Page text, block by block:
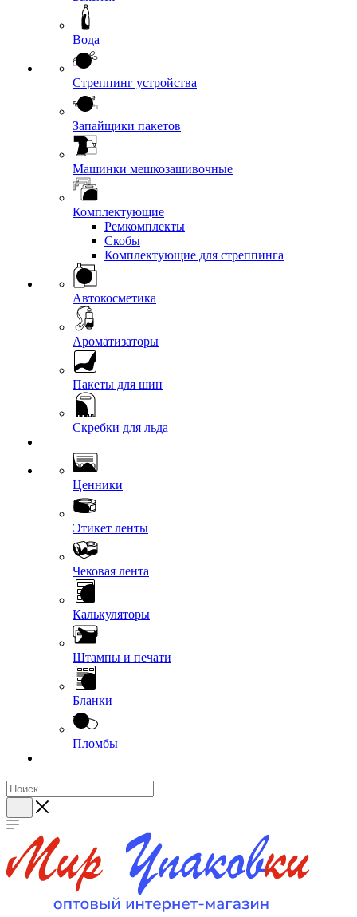
Вода
Стреппинг устройства
Запайщики пакетов
Машинки мешкозашивочные
Комплектующие
Ремкомплекты
Скобы
Комплектующие для стреппинга
Автокосметика
Ароматизаторы
Пакеты для шин
Скребки для льда
Ценники
Этикет ленты
Чековая лента
Калькуляторы
Штампы и печати
Бланки
Пломбы